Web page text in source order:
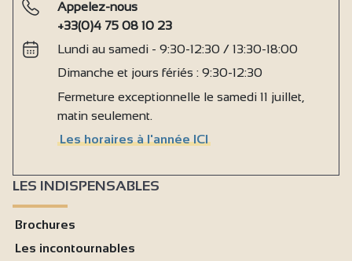
Appelez-nous
+33(0)4 75 08 10 23
Lundi au samedi - 9:30-12:30 / 13:30-18:00
Dimanche et jours fériés : 9:30-12:30
Fermeture exceptionnelle le samedi 11 juillet,
matin seulement.
Les horaires à l'année ICI
LES INDISPENSABLES
Brochures
Les incontournables